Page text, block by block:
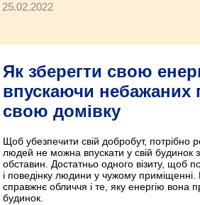
25.02.2022
Як зберегти свою
впускаючи небажаних
свою домівку
Щоб убезпечити свій добробут, потрібно
людей не можна впускати у свій будинок
обставин. Достатньо одного візиту, щоб
і поведінку людини у чужому
справжнє обличчя і те, яку енергію вона
будинок.